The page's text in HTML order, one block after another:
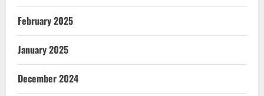
February 2025
January 2025
December 2024